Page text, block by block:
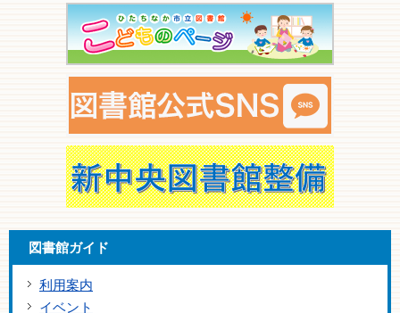
図書館ガイド
利用案内
イベント